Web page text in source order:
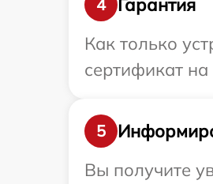
4
Как только
сертификат
5
Вы получите